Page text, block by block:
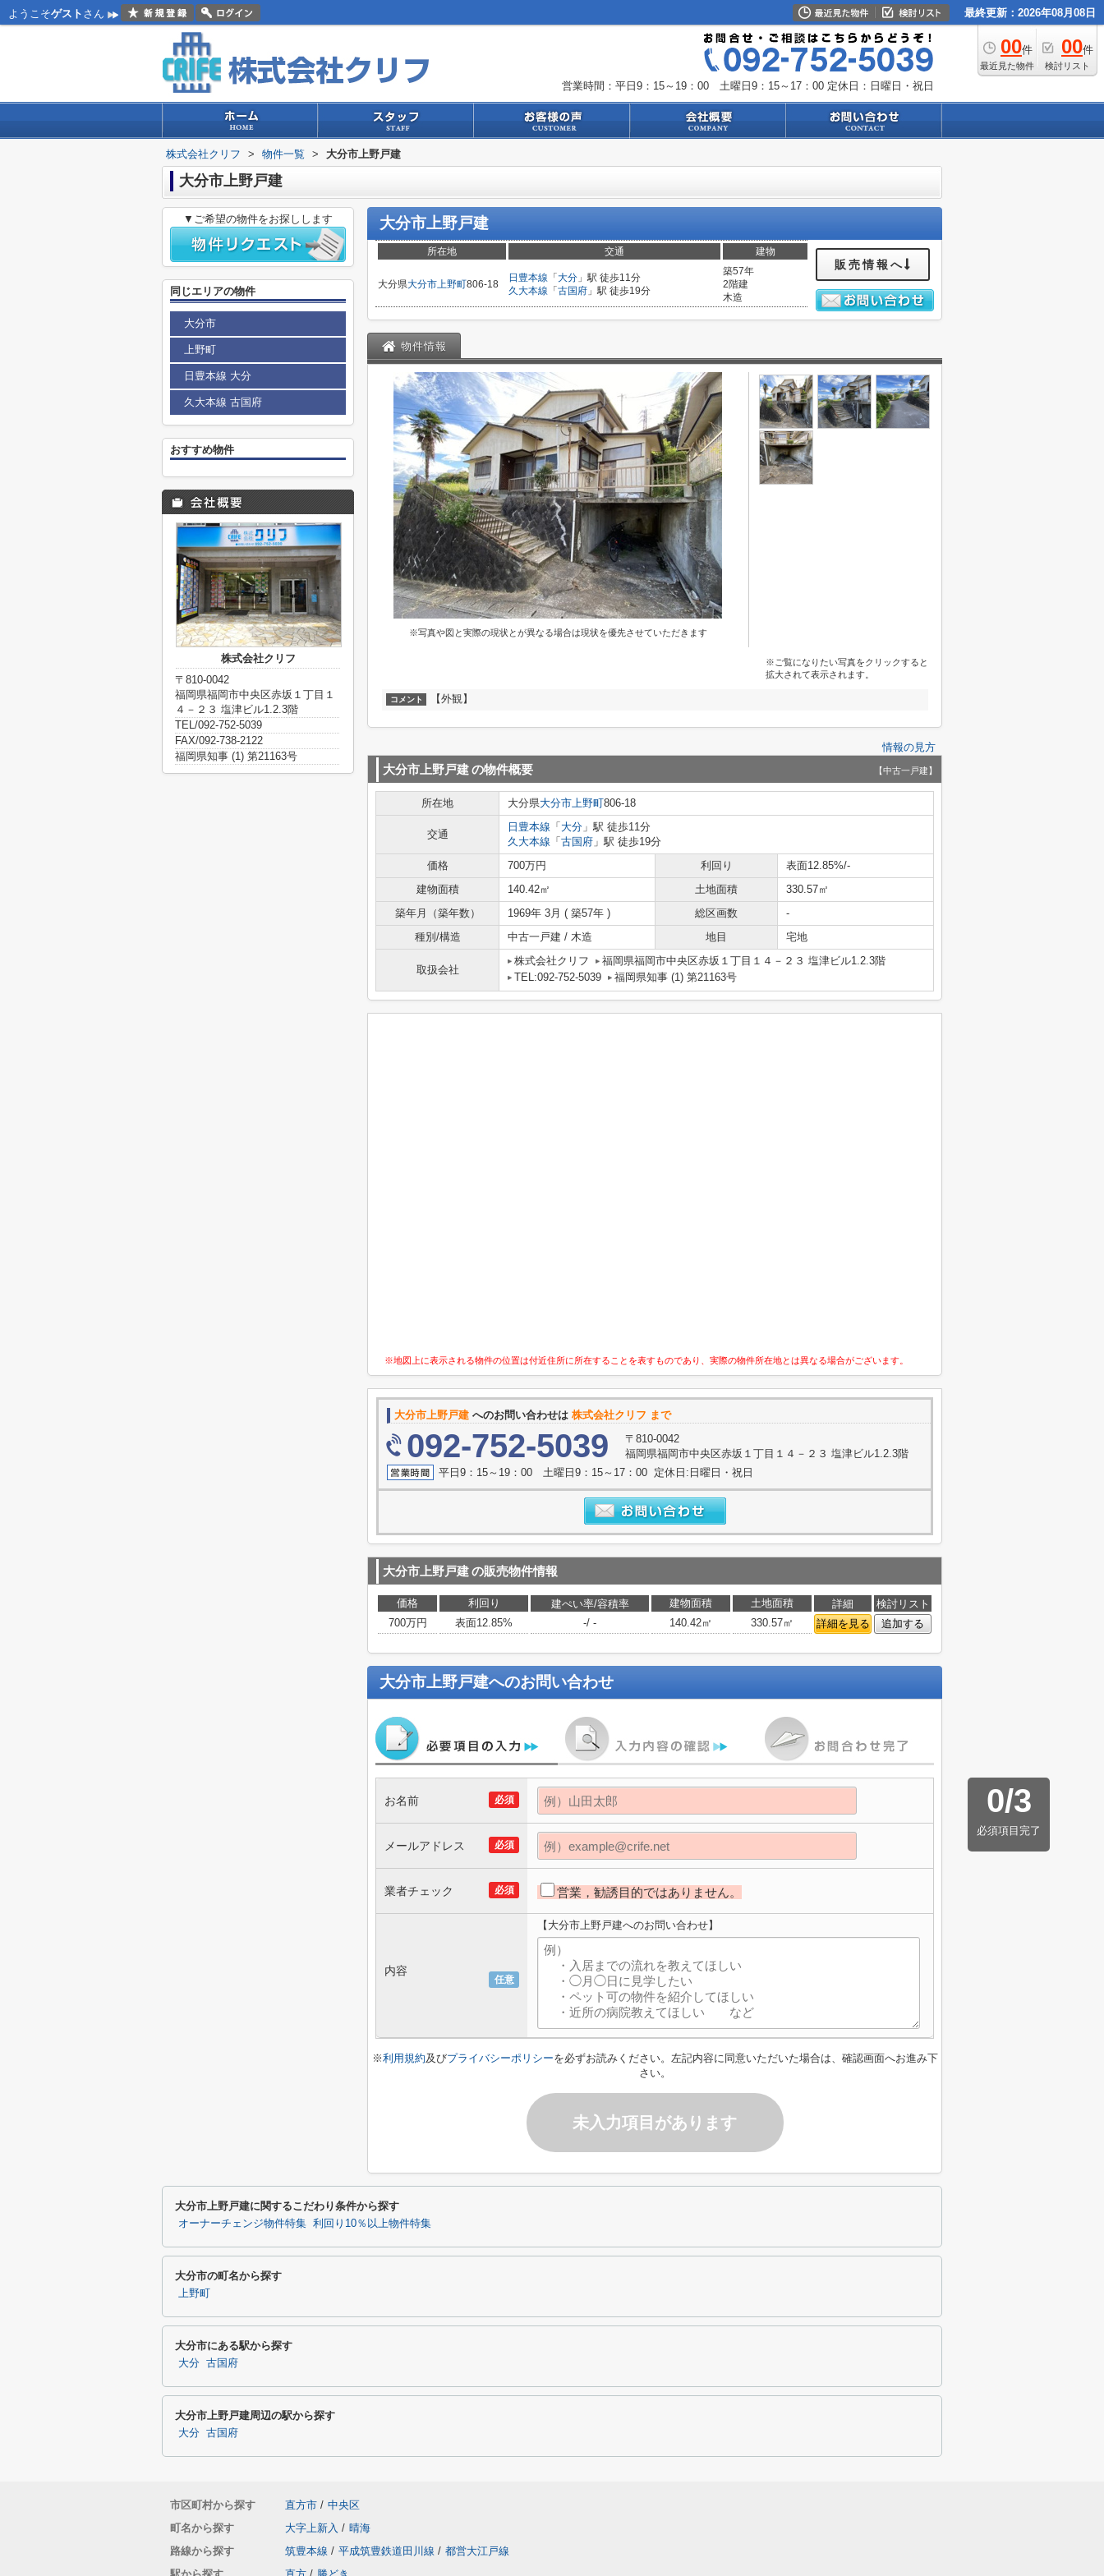
ようこそゲスト さん 最終更新：2026年08月08日
00件
最近見た物件
00件
検討リスト
営業時間：平日9：15～19：00 土曜日9：15～17：00 定休日：日曜日・祝日
株式会社クリフ > 物件一覧 > 大分市上野戸建
大分市上野戸建
大分市上野戸建
所在地 交通 建物
大分県大分市上野町806-18
日豊本線 「 大分 」駅 徒歩11分
久大本線 「 古国府 」駅 徒歩19分
築57年
2階建
木造
販売情報へ
物件情報
※写真や図と実際の現状とが異なる場合は現状を優先させていただきます
※ご覧になりたい写真をクリックすると
拡大されて表示されます。
コメント 【外観】
情報の見方
大分市上野戸建の物件概要 【中古一戸建】
所在地 大分県大分市上野町806-18
交通
日豊本線 「 大分 」駅 徒歩11分
久大本線 「 古国府 」駅 徒歩19分
価格
700万円 利回り
表面12.85%/-
建物面積
140.42㎡ 土地面積
330.57㎡
築年月（築年数）
1969年 3月 ( 築57年 ) 総区画数
-
種別/構造
中古一戸建 / 木造 地目 宅地
取扱会社
株式会社クリフ
福岡県福岡市中央区赤坂１丁目１４－２３ 塩津ビル1.2.3階
TEL:092-752-5039
福岡県知事 (1) 第21163号
※地図上に表示される物件の位置は付近住所に所在することを表すものであり、実際の物件所在地とは異なる場合がございます。
大分市上野戸建 へのお問い合わせは 株式会社クリフ まで
092-752-5039
〒810-0042
福岡県福岡市中央区赤坂１丁目１４－２３ 塩津ビル1.2.3階
平日9：15～19：00 土曜日9：15～17：00 定休日:日曜日・祝日
大分市上野戸建の販売物件情報
価格 利回り 建ぺい率/容積率 建物面積 土地面積 詳細
検討リスト
700万円
表面12.85% -/ - 140.42㎡ 330.57㎡ 詳細を見る 追加する
大分市上野戸建へのお問い合わせ
0/3
必須項目完了
必須
お名前
必須
メールアドレス
必須
業者チェック 営業，勧誘目的ではありません。
任意
内容
【大分市上野戸建へのお問い合わせ】
※利用規約及びプライバシーポリシーを必ずお読みください。左記内容に同意いただいた場合は、確認画面へお進み下
さい。
未入力項目があります
▼ご希望の物件をお探しします
同じエリアの物件
大分市
上野町
日豊本線 大分
久大本線 古国府
おすすめ物件
株式会社クリフ
〒810-0042
福岡県福岡市中央区赤坂１丁目１
４－２３ 塩津ビル1.2.3階
TEL/092-752-5039
FAX/092-738-2122
福岡県知事 (1) 第21163号
大分市上野戸建に関するこだわり条件から探す
オーナーチェンジ物件特集 利回り10％以上物件特集
大分市の町名から探す
上野町
大分市にある駅から探す
大分 古国府
大分市上野戸建周辺の駅から探す
大分 古国府
市区町村から探す 直方市 / 中央区
町名から探す
大字上新入 / 晴海
路線から探す
筑豊本線 / 平成筑豊鉄道田川線 / 都営大江戸線